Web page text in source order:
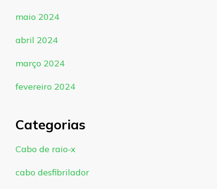
maio 2024
abril 2024
março 2024
fevereiro 2024
Categorias
Cabo de raio-x
cabo desfibrilador